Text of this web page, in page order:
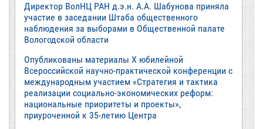
Директор ВолНЦ РАН д.э.н. А.А. Шабунова приняла
участие в заседании Штаба общественного
наблюдения за выборами в Общественной палате
Вологодской области
Опубликованы материалы X юбилейной
Всероссийской научно-практической конференции с
международным участием «Стратегия и тактика
реализации социально-экономических реформ:
национальные приоритеты и проекты»,
приуроченной к 35-летию Центра